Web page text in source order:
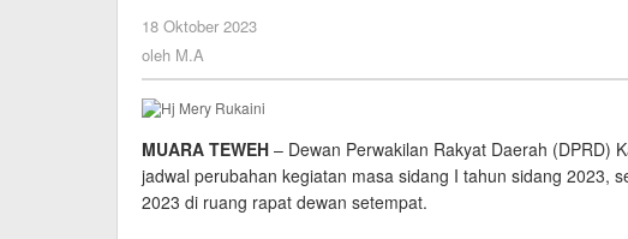
18 Oktober 2023
oleh M.A
MUARA TEWEH – Dewan Perwakilan Rakyat Daerah (DPRD)
jadwal perubahan kegiatan masa sidang I tahun sidang 2023,
2023 di ruang rapat dewan setempat.